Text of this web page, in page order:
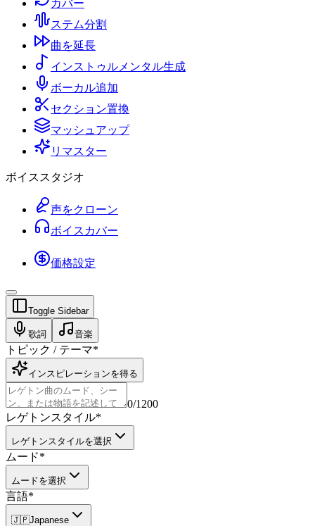
カバー
ステム分割
曲を延長
インストゥルメンタル生成
ボーカル追加
セクション置換
マッシュアップ
リマスター
ボイススタジオ
声をクローン
ボイスカバー
価格設定
Toggle Sidebar
歌詞 音楽
トピック / テーマ*
インスピレーションを得る
0/1200
レゲトンスタイル*
レゲトンスタイルを選択
ムード*
ムードを選択
言語*
🇯🇵Japanese